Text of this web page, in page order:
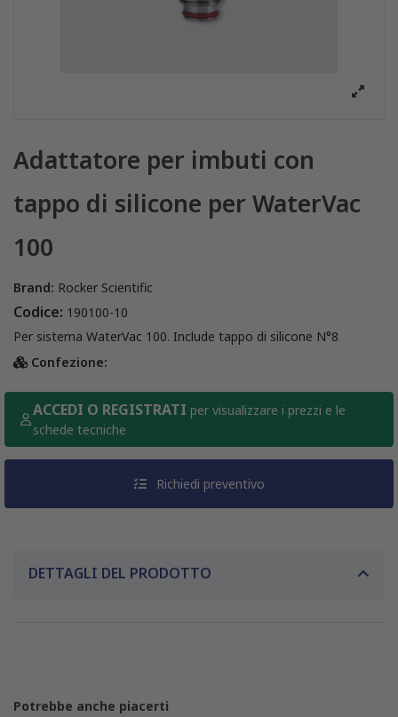
Adattatore per imbuti con
tappo di silicone per WaterVac
100
Brand: Rocker Scientific
Codice: 190100-10
Per sistema WaterVac 100. Include tappo di silicone N°8
Confezione:
ACCEDI O REGISTRATI per visualizzare i prezzi e le
schede tecniche
Richiedi preventivo
DETTAGLI DEL PRODOTTO
Potrebbe anche piacerti